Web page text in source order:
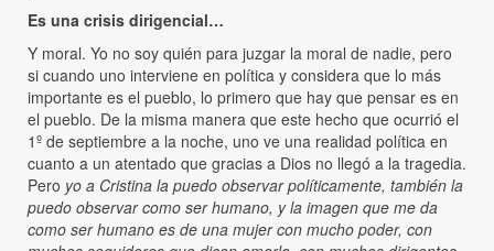
Es una crisis dirigencial…
Y moral. Yo no soy quién para juzgar la moral de nadie, pero
si cuando uno interviene en política y considera que lo más
importante es el pueblo, lo primero que hay que pensar es en
el pueblo. De la misma manera que este hecho que ocurrió el
1º de septiembre a la noche, uno ve una realidad política en
cuanto a un atentado que gracias a Dios no llegó a la tragedia.
Pero yo a Cristina la puedo observar políticamente, también la
puedo observar como ser humano, y la imagen que me da
como ser humano es de una mujer con mucho poder, con